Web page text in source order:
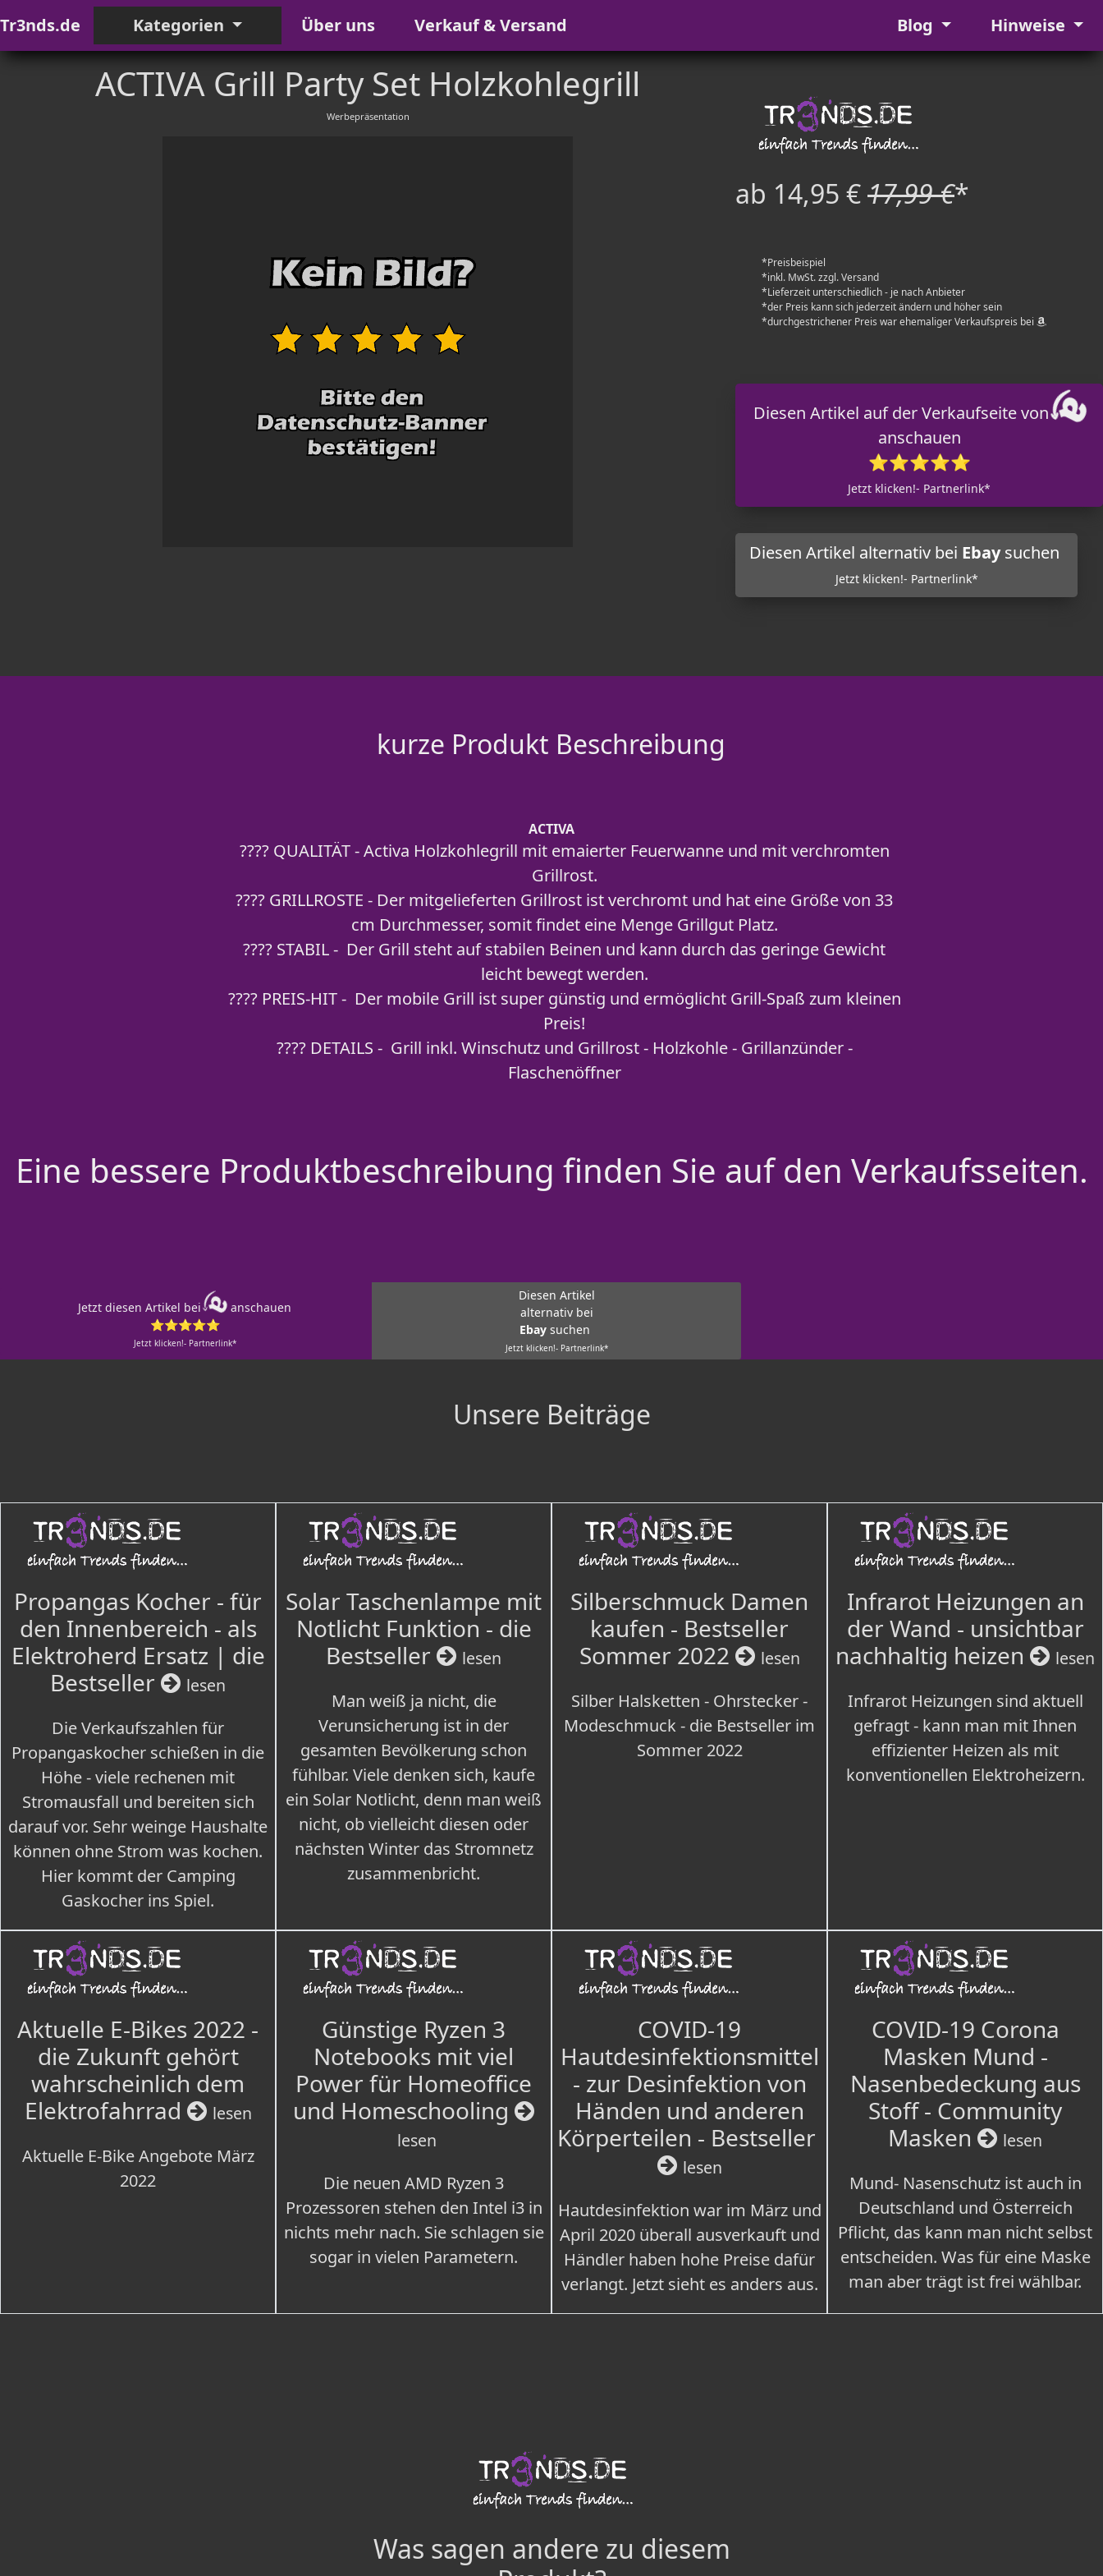
Tr3nds.de Kategorien Über uns Verkauf & Versand Blog Hinweise
ACTIVA Grill Party Set Holzkohlegrill
Werbepräsentation
ab 14,95 €17,99 €*
*Preisbeispiel
*inkl. MwSt. zzgl. Versand
*Lieferzeit unterschiedlich - je nach Anbieter
*der Preis kann sich jederzeit ändern und höher sein
*durchgestrichener Preis war ehemaliger Verkaufspreis bei
Diesen Artikel auf der Verkaufseite von
anschauen
⭐⭐⭐⭐⭐
Jetzt klicken!- Partnerlink*
Diesen Artikel alternativ bei Ebaysuchen
Jetzt klicken!- Partnerlink*
kurze Produkt Beschreibung
ACTIVA
???? QUALITÄT - Activa Holzkohlegrill mit emaierter Feuerwanne und mit verchromten
Grillrost.
???? GRILLROSTE - Der mitgelieferten Grillrost ist verchromt und hat eine Größe von 33
cm Durchmesser, somit findet eine Menge Grillgut Platz.
???? STABIL - Der Grill steht auf stabilen Beinen und kann durch das geringe Gewicht
leicht bewegt werden.
???? PREIS-HIT - Der mobile Grill ist super günstig und ermöglicht Grill-Spaß zum kleinen
Preis!
???? DETAILS - Grill inkl. Winschutz und Grillrost - Holzkohle - Grillanzünder -
Flaschenöffner
Eine bessere Produktbeschreibung finden Sie auf den Verkaufsseiten.
Jetzt diesen Artikel bei
anschauen
⭐⭐⭐⭐⭐
Jetzt klicken!- Partnerlink*
Diesen Artikel
alternativ bei
Ebay suchen
Jetzt klicken!- Partnerlink*
Unsere Beiträge
Propangas Kocher - für
den Innenbereich - als
Elektroherd Ersatz | die
Bestseller
lesen
Die Verkaufszahlen für
Propangaskocher schießen in die
Höhe - viele rechenen mit
Stromausfall und bereiten sich
darauf vor. Sehr weinge Haushalte
können ohne Strom was kochen.
Hier kommt der Camping
Gaskocher ins Spiel.
Solar Taschenlampe mit
Notlicht Funktion - die
Bestseller
lesen
Man weiß ja nicht, die
Verunsicherung ist in der
gesamten Bevölkerung schon
fühlbar. Viele denken sich, kaufe
ein Solar Notlicht, denn man weiß
nicht, ob vielleicht diesen oder
nächsten Winter das Stromnetz
zusammenbricht.
Silberschmuck Damen
kaufen - Bestseller
Sommer 2022
lesen
Silber Halsketten - Ohrstecker -
Modeschmuck - die Bestseller im
Sommer 2022
Infrarot Heizungen an
der Wand - unsichtbar
nachhaltig heizen
lesen
Infrarot Heizungen sind aktuell
gefragt - kann man mit Ihnen
effizienter Heizen als mit
konventionellen Elektroheizern.
Aktuelle E-Bikes 2022 -
die Zukunft gehört
wahrscheinlich dem
Elektrofahrrad
lesen
Aktuelle E-Bike Angebote März
2022
Günstige Ryzen 3
Notebooks mit viel
Power für Homeoffice
und Homeschooling
lesen
Die neuen AMD Ryzen 3
Prozessoren stehen den Intel i3 in
nichts mehr nach. Sie schlagen sie
sogar in vielen Parametern.
COVID-19
Hautdesinfektionsmittel
- zur Desinfektion von
Händen und anderen
Körperteilen - Bestseller
lesen
Hautdesinfektion war im März und
April 2020 überall ausverkauft und
Händler haben hohe Preise dafür
verlangt. Jetzt sieht es anders aus.
COVID-19 Corona
Masken Mund -
Nasenbedeckung aus
Stoff - Community
Masken
lesen
Mund- Nasenschutz ist auch in
Deutschland und Österreich
Pflicht, das kann man nicht selbst
entscheiden. Was für eine Maske
man aber trägt ist frei wählbar.
Was sagen andere zu diesem